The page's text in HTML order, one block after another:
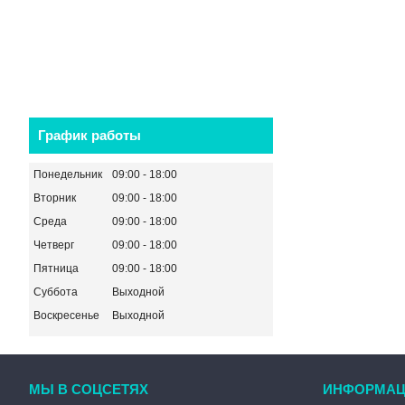
График работы
Понедельник 09:00
18:00
Вторник
09:00
18:00
Среда
09:00
18:00
Четверг
09:00
18:00
Пятница
09:00
18:00
Суббота
Выходной
Воскресенье
Выходной
МЫ В СОЦСЕТЯХ